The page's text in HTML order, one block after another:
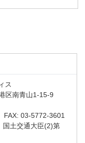
ス
区南青山1-15-9
03-5772-3601
土交通大臣(2)第